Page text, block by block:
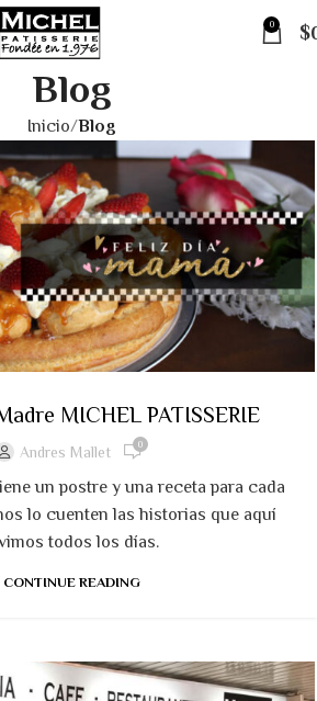
0 $
Blog
Inicio Blog
MICHEL PATISSERIE
Andres Mallet 0
un postre y una receta para cada
lo cuenten las historias que aquí
todos los días.
CONTINUE READING